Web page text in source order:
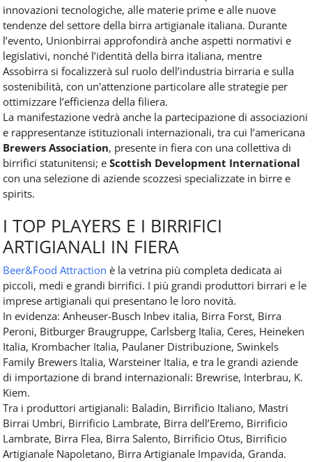
innovazioni tecnologiche, alle materie prime e alle nuove
tendenze del settore della birra artigianale italiana. Durante
l’evento, Unionbirrai approfondirà anche aspetti normativi e
legislativi, nonché l’identità della birra italiana, mentre
Assobirra si focalizzerà sul ruolo dell’industria birraria e sulla
sostenibilità, con un'attenzione particolare alle strategie per
ottimizzare l’efficienza della filiera.
La manifestazione vedrà anche la partecipazione di associazioni
e rappresentanze istituzionali internazionali, tra cui l’americana
Brewers Association, presente in fiera con una collettiva di
birrifici statunitensi; e Scottish Development International
con una selezione di aziende scozzesi specializzate in birre e
spirits.
I TOP PLAYERS E I BIRRIFICI
ARTIGIANALI IN FIERA
Beer&Food Attraction è la vetrina più completa dedicata ai
piccoli, medi e grandi birrifici. I più grandi produttori birrari e le
imprese artigianali qui presentano le loro novità.
In evidenza: Anheuser-Busch Inbev italia, Birra Forst, Birra
Peroni, Bitburger Braugruppe, Carlsberg Italia, Ceres, Heineken
Italia, Krombacher Italia, Paulaner Distribuzione, Swinkels
Family Brewers Italia, Warsteiner Italia, e tra le grandi aziende
di importazione di brand internazionali: Brewrise, Interbrau, K.
Kiem.
Tra i produttori artigianali: Baladin, Birrificio Italiano, Mastri
Birrai Umbri, Birrificio Lambrate, Birra dell’Eremo, Birrificio
Lambrate, Birra Flea, Birra Salento, Birrificio Otus, Birrificio
Artigianale Napoletano, Birra Artigianale Impavida, Granda.